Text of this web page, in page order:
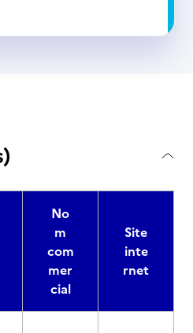
No
m
com
mer
cial
Site
inte
rnet